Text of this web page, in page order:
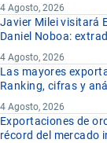
4 Agosto, 2026
Javier Milei visitará
Daniel Noboa:
4 Agosto, 2026
Las mayores
Ranking, cifras y
4 Agosto, 2026
Exportaciones de
récord del mercado